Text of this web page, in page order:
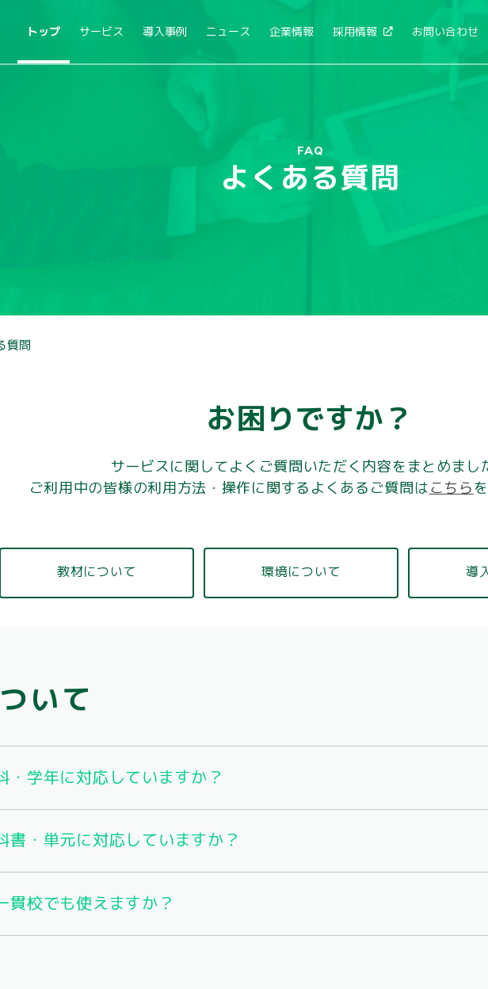
トップ サービス 導入事例 ニュース 企業情報 採用情報 お問い合わせ
FAQ
よくある質問
質問
お困りですか？
サービスに関してよくご質問いただく内容をまとめまし
ご利用中の皆様の利用方法・操作に関するよくあるご質問は こちら
教材について 環境について 導
いて
・学年に対応していますか？
書・単元に対応していますか？
貫校でも使えますか？